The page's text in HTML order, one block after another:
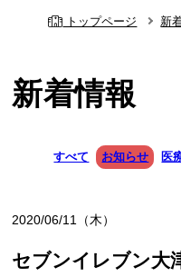
トップページ 新
新着情報
すべて お知らせ 医
2020/06/11（木）
セブンイレブン大